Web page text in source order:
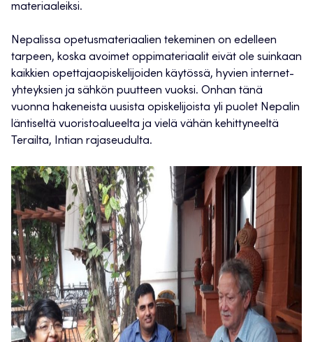
materiaaleiksi.
Nepalissa opetusmateriaalien tekeminen on edelleen
tarpeen, koska avoimet oppimateriaalit eivät ole suinkaan
kaikkien opettajaopiskelijoiden käytössä, hyvien internet-
yhteyksien ja sähkön puutteen vuoksi. Onhan tänä
vuonna hakeneista uusista opiskelijoista yli puolet Nepalin
läntiseltä vuoristoalueelta ja vielä vähän kehittyneeltä
Terailta, Intian rajaseudulta.